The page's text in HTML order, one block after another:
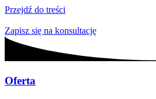
Przejdź do treści
Zapisz się na konsultację
Oferta